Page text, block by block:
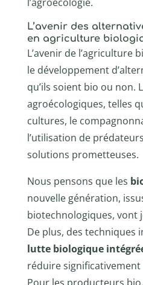
L’avenir des
en agriculture
L’avenir de l’agriculture
le développement
qu’ils soient bio ou non.
agroécologiques, telles
cultures, le
l’utilisation de
solutions prometteuses.
Nous pensons que les
nouvelle génération,
biotechnologiques, vont
De plus, des techniques
lutte biologique
réduire significativement
Pour les producteurs